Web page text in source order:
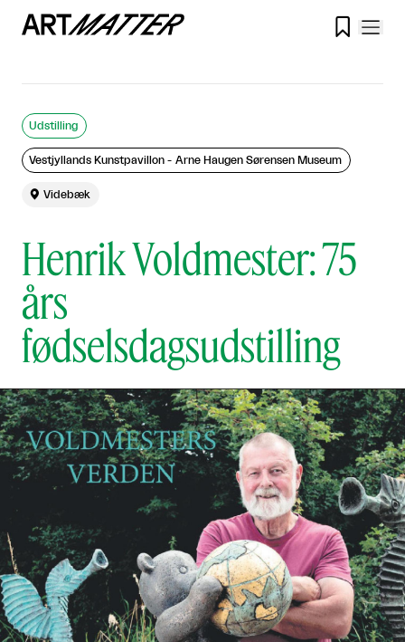

Henrik Voldmester: 75
års
fødselsdagsudstilling
Udstilling
Vestjyllands Kunstpavillon - Arne Haugen Sørensen Museum
 Videbæk